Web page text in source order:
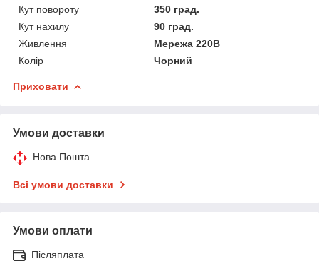
Кут повороту
350 град.
Кут нахилу
90 град.
Живлення
Мережа 220В
Колір
Чорний
Приховати
Умови доставки
Нова Пошта
Всі умови доставки
Умови оплати
Післяплата